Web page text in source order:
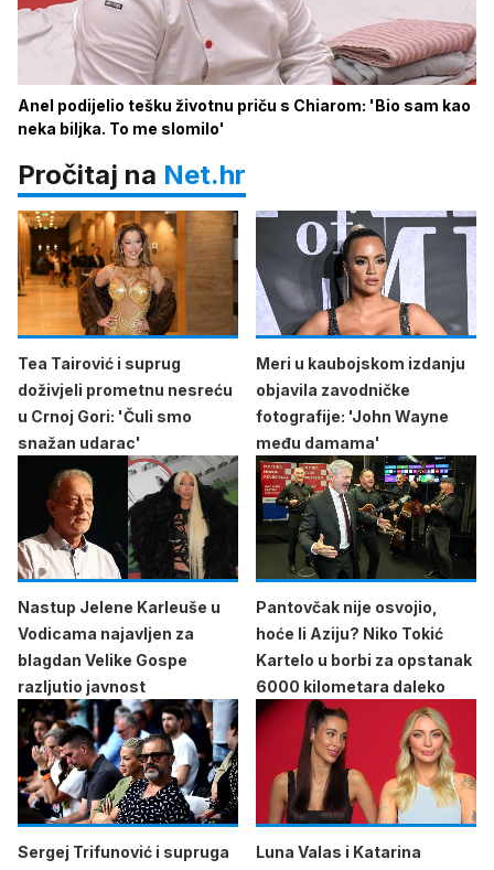
Anel podijelio tešku životnu priču s Chiarom: 'Bio sam kao
neka biljka. To me slomilo'
Pročitaj na Net.hr
Tea Tairović i suprug
doživjeli prometnu nesreću
u Crnoj Gori: 'Čuli smo
snažan udarac'
Meri u kaubojskom izdanju
objavila zavodničke
fotografije: 'John Wayne
među damama'
Nastup Jelene Karleuše u
Vodicama najavljen za
blagdan Velike Gospe
razljutio javnost
Pantovčak nije osvojio,
hoće li Aziju? Niko Tokić
Kartelo u borbi za opstanak
6000 kilometara daleko
Sergej Trifunović i supruga
Luna Valas i Katarina